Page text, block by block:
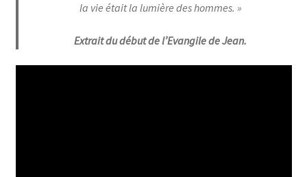
la vie était la lumière des hommes. »‭
Extrait du début de l’Evangile de Jean.